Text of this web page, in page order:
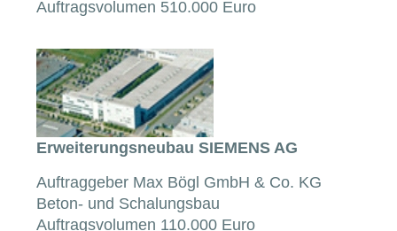
Auftragsvolumen 510.000 Euro
Erweiterungsneubau SIEMENS AG
Auftraggeber Max Bögl GmbH & Co. KG
Beton- und Schalungsbau
Auftragsvolumen 110.000 Euro